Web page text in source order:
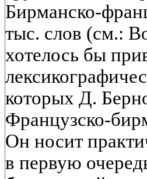
Бирманско-
тыс. слов (см.:
хотелось бы
которых Д.
Французско-
Он носит
в первую